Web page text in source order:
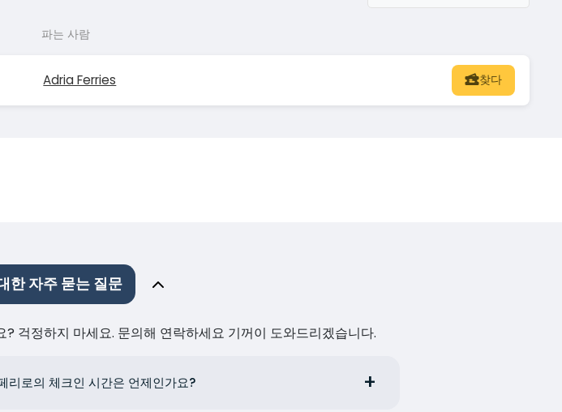
파는 사람
Adria Ferries 찾다
한 자주 묻는 질문
걱정하지 마세요. 문의해 연락하세요 기꺼이 도와드리겠습니다.
리로의 체크인 시간은 언제인가요?